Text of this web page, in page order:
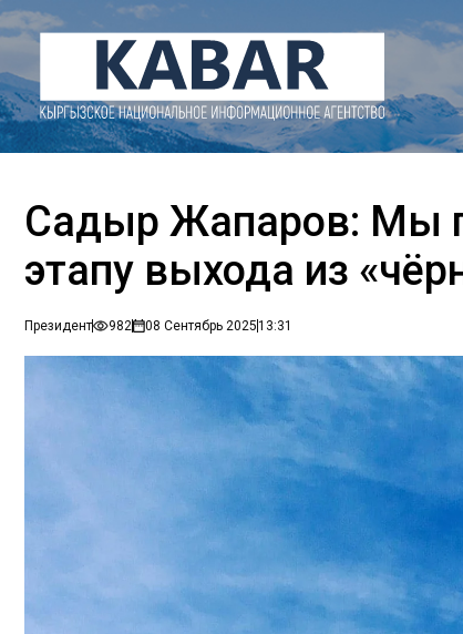
Садыр Жапаров: Мы
этапу выхода из
Президент 982 08 Сентябрь 202513:31